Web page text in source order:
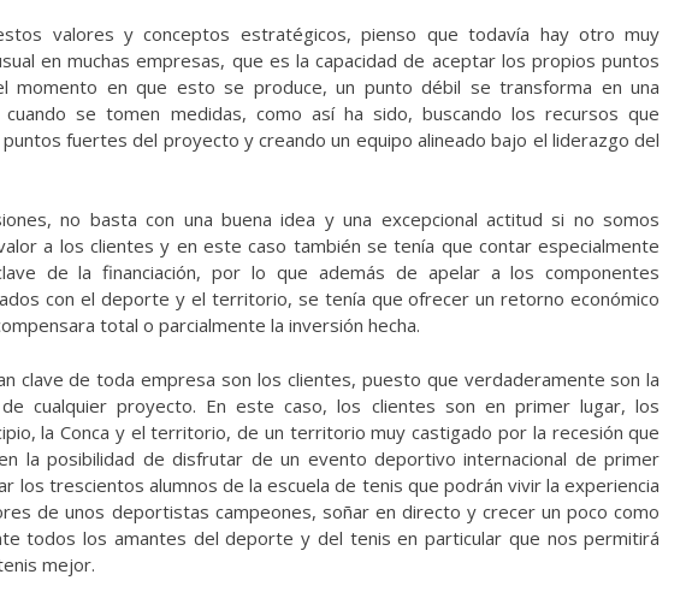
valores y conceptos estratégicos, pienso que todavía hay otro muy
en muchas empresas, que es la capacidad de aceptar los propios puntos
momento en que esto se produce, un punto débil se transforma en una
se tomen medidas, como así ha sido, buscando los recursos que
fuertes del proyecto y creando un equipo alineado bajo el liderazgo del
no basta con una buena idea y una excepcional actitud si no somos
a los clientes y en este caso también se tenía que contar especialmente
de la financiación, por lo que además de apelar a los componentes
con el deporte y el territorio, se tenía que ofrecer un retorno económico
total o parcialmente la inversión hecha.
clave de toda empresa son los clientes, puesto que verdaderamente son la
cualquier proyecto. En este caso, los clientes son en primer lugar, los
la Conca y el territorio, de un territorio muy castigado por la recesión que
la posibilidad de disfrutar de un evento deportivo internacional de primer
los trescientos alumnos de la escuela de tenis que podrán vivir la experiencia
de unos deportistas campeones, soñar en directo y crecer un poco como
todos los amantes del deporte y del tenis en particular que nos permitirá
mejor.